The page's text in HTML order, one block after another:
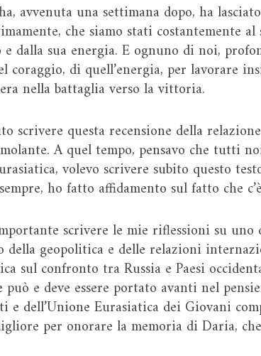
avvenuta una settimana dopo, ha
che siamo stati costantemente
dalla sua energia. E ognuno di noi,
coraggio, di quell’energia, per lavorare
nella battaglia verso la vittoria.
scrivere questa recensione della
A quel tempo, pensavo che tutti
volevo scrivere subito questo
ho fatto affidamento sul fatto che
scrivere le mie riflessioni su
geopolitica e delle relazioni
sul confronto tra Russia e Paesi
e deve essere portato avanti nel
e dell’Unione Eurasiatica dei Giovani
per onorare la memoria di Daria,